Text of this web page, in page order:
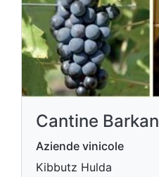
Cantine Barkan
Aziende vinicole
Kibbutz Hulda